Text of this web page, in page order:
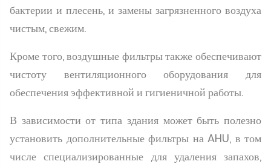
бактерии и плесень, и замены загрязненного воздуха
чистым, свежим.
Кроме того, воздушные фильтры также обеспечивают
чистоту вентиляционного оборудования для
обеспечения эффективной и гигиеничной работы.
В зависимости от типа здания может быть полезно
установить дополнительные фильтры на AHU, в том
числе специализированные для удаления запахов,